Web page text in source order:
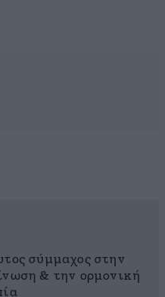
σύμμαχος στην
& την ορμονική